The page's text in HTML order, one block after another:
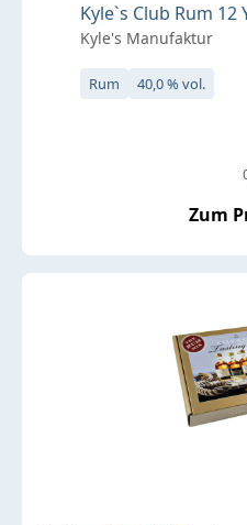
Kyle`s Club Rum 12
Kyle's Manufaktur
Rum 40,0 % vol.
Zum